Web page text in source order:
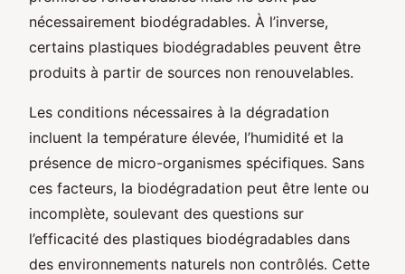
nécessairement biodégradables. À l’inverse,
certains plastiques biodégradables peuvent être
produits à partir de sources non renouvelables.
Les conditions nécessaires à la dégradation
incluent la température élevée, l’humidité et la
présence de micro-organismes spécifiques. Sans
ces facteurs, la biodégradation peut être lente ou
incomplète, soulevant des questions sur
l’efficacité des plastiques biodégradables dans
des environnements naturels non contrôlés. Cette